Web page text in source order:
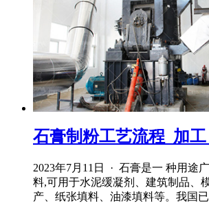
石膏制粉工艺流程_加
2023年7月11日 · 石膏是一 种用途
料,可用于水泥缓凝剂、建筑制品、
产、纸张填料、油漆填料等。我国